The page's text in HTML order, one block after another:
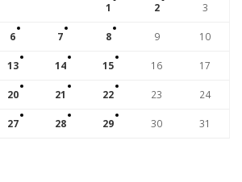
1 2 3
6 7 8 9 10
13 14 15 16 17
20 21 22 23 24
27 28 29 30 31